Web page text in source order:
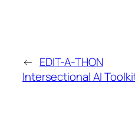
← EDIT-A-THON
Intersectional AI